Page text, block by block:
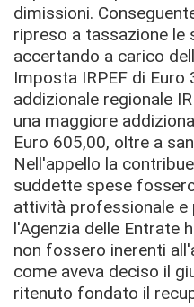
dimissioni.
ripreso a tassazione
accertando a carico
Imposta IRPEF di
addizionale regionale
una maggiore
Euro 605,00, oltre a
Nell'appello la
suddette spese
attività professionale e
l'Agenzia delle Entrate
non fossero inerenti
come aveva deciso il
ritenuto fondato il